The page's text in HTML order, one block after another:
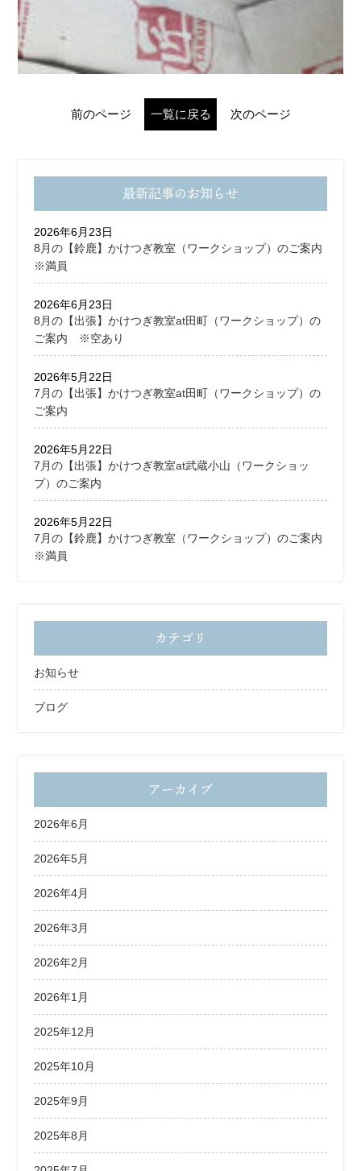
前のページ 一覧に戻る 次のページ
最新記事のお知らせ
8月の【鈴鹿】かけつぎ教室（ワークショップ）のご案内
※満員
2026年6月23日
8月の【出張】かけつぎ教室at田町（ワークショップ）の
ご案内 ※空あり
2026年6月23日
7月の【出張】かけつぎ教室at田町（ワークショップ）の
ご案内
2026年5月22日
7月の【出張】かけつぎ教室at武蔵小山（ワークショッ
プ）のご案内
2026年5月22日
7月の【鈴鹿】かけつぎ教室（ワークショップ）のご案内
※満員
2026年5月22日
カテゴリ
お知らせ
ブログ
アーカイブ
2026年6月
2026年5月
2026年4月
2026年3月
2026年2月
2026年1月
2025年12月
2025年10月
2025年9月
2025年8月